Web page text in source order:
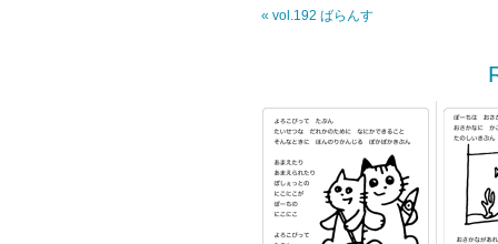
« vol.192 ばらんす